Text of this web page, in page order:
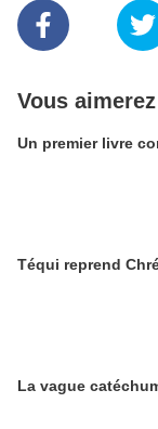
Vous
Un premier livre
Téqui reprend
La vague